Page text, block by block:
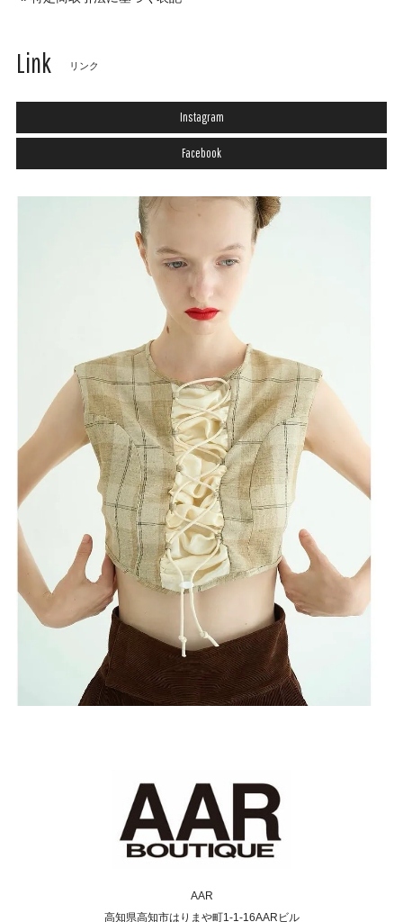
Link リンク
Instagram
Facebook
AAR
高知県高知市はりまや町1-1-16AARビル